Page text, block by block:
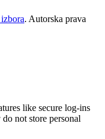
. Autorska prava
like secure log-ins
not store personal